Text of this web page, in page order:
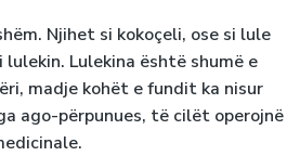
Njihet si kokoçeli, ose si lule
Lulekina është shumë e
madje kohët e fundit ka nisur
ago-përpunues, të cilët operojnë